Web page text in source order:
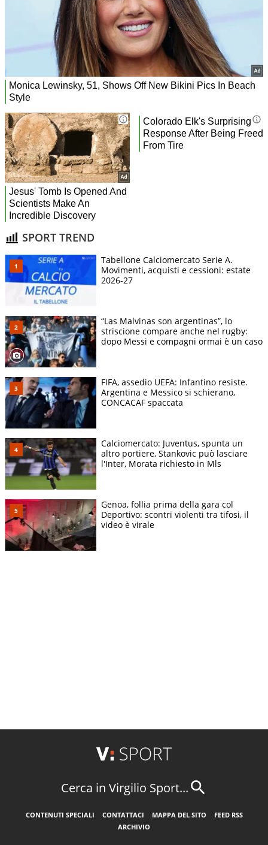
SPORT TREND
Tabellone Calciomercato Serie A.
Movimenti, acquisti e cessioni: estate
2026-27
“Las Malvinas son argentinas”, lo
striscione compare anche nel rugby:
dopo Messi e compagni ormai è un caso
FIFA, assedio UEFA: Infantino resiste.
Argentina e Messico si schierano,
CONCACAF spaccata
Calciomercato: Juventus, spunta un
altro portiere, Stankovic può lasciare
l'Inter, Morata richiesto in Mls
Genoa, follia prima della gara col
Deportivo: scontri violenti tra tifosi, il
video è virale
Cerca in Virgilio Sport...
CONTENUTI SPECIALI CONTATTACI MAPPA DEL SITO
FEED RSS
ARCHIVIO